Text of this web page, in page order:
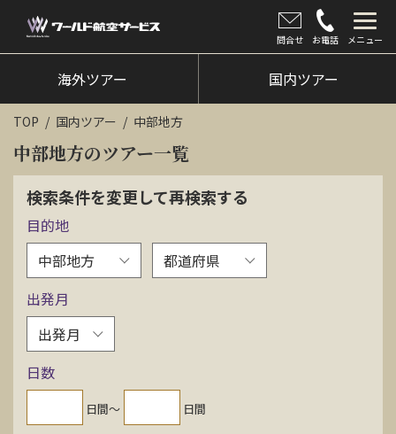
問合せ お電話 メニュー
海外ツアー
国内ツアー
クルーズツアー
ツアー催行状況
旅のひろば
イベント
新着情報
会社情報
お問い合わせ
海外ツアー 国内ツアー
TOP 国内ツアー 中部地方
中部地方のツアー一覧
検索条件を変更して再検索する
目的地
出発月
日数
日間〜 日間